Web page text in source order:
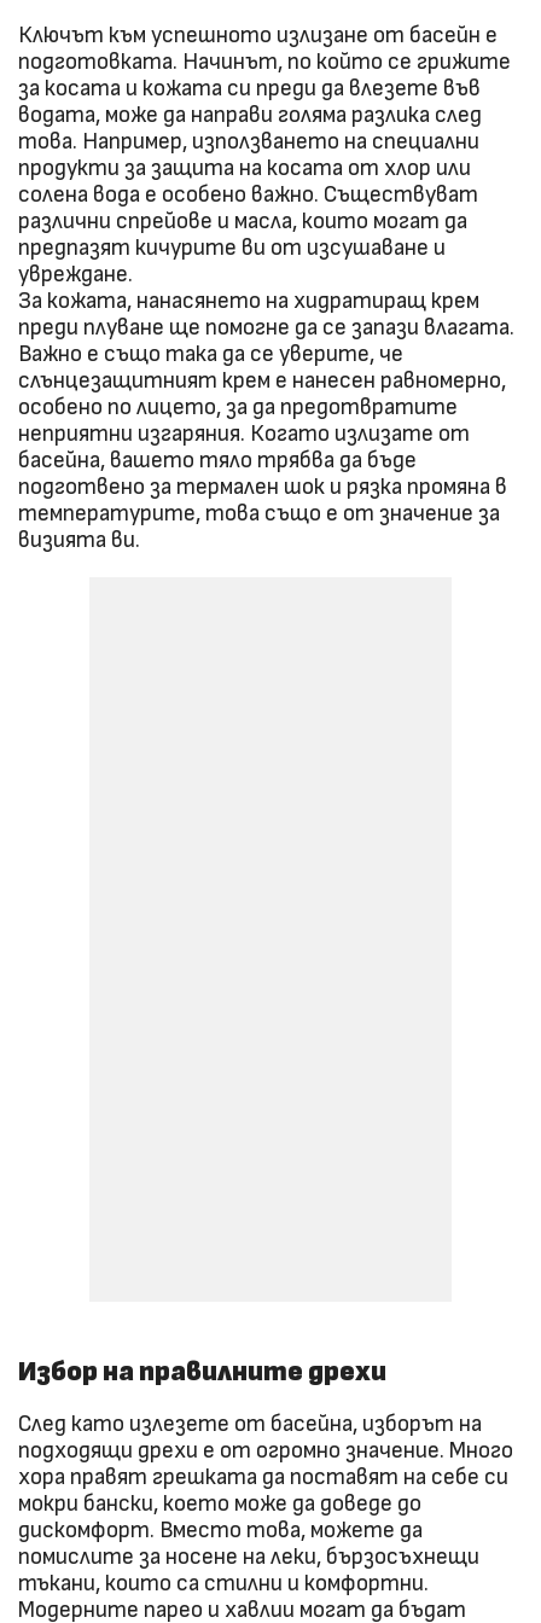
Ключът към успешното излизане от басейн е
подготовката. Начинът, по който се грижите
за косата и кожата си преди да влезете във
водата, може да направи голяма разлика след
това. Например, използването на специални
продукти за защита на косата от хлор или
солена вода е особено важно. Съществуват
различни спрейове и масла, които могат да
предпазят кичурите ви от изсушаване и
увреждане.
За кожата, нанасянето на хидратиращ крем
преди плуване ще помогне да се запази влагата.
Важно е също така да се уверите, че
слънцезащитният крем е нанесен равномерно,
особено по лицето, за да предотвратите
неприятни изгаряния. Когато излизате от
басейна, вашето тяло трябва да бъде
подготвено за термален шок и рязка промяна в
температурите, това също е от значение за
визията ви.
Избор на правилните дрехи
След като излезете от басейна, изборът на
подходящи дрехи е от огромно значение. Много
хора правят грешката да поставят на себе си
мокри бански, което може да доведе до
дискомфорт. Вместо това, можете да
помислите за носене на леки, бързосъхнещи
тъкани, които са стилни и комфортни.
Модерните парео и хавлии могат да бъдат